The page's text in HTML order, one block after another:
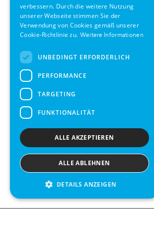
verbessern. Durch die weitere Nutzung
unserer Webseite stimmen Sie der
Verwendung von Cookies gemäß unserer
Cookie-Richtlinie zu. Weitere Informationen
UNBEDINGT ERFORDERLICH
PERFORMANCE
TARGETING
FUNKTIONALITÄT
ALLE AKZEPTIEREN
ALLE ABLEHNEN
DETAILS ANZEIGEN